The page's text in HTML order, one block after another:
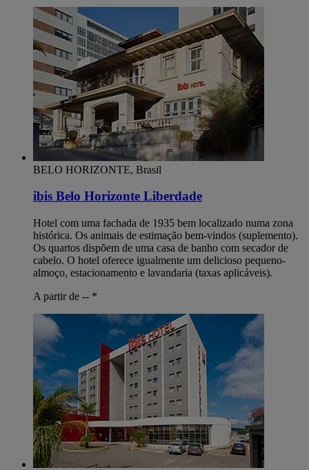
BELO HORIZONTE, Brasil
ibis Belo Horizonte Liberdade
Hotel com uma fachada de 1935 bem localizado numa zona
histórica. Os animais de estimação bem-vindos (suplemento).
Os quartos dispõem de uma casa de banho com secador de
cabelo. O hotel oferece igualmente um delicioso pequeno-
almoço, estacionamento e lavandaria (taxas aplicáveis).
A partir de -- *